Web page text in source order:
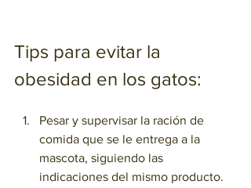
Tips para evitar la
obesidad en los gatos:
Pesar y supervisar la ración de
comida que se le entrega a la
mascota, siguiendo las
indicaciones del mismo producto.